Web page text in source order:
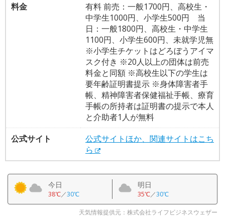
料金
有料 前売：一般1700円、高校生・
中学生1000円、小学生500円 当
日：一般1800円、高校生・中学生
1100円、小学生600円、未就学児無
※小学生チケットはどろぼうアイマ
スク付き ※20人以上の団体は前売
料金と同額 ※高校生以下の学生は
要年齢証明書提示 ※身体障害者手
帳、精神障害者保健福祉手帳、療育
手帳の所持者は証明書の提示で本人
と介助者1人が無料
公式サイト
公式サイトほか、関連サイトはこち
ら
今日
38℃／30℃
明日
35℃／30℃
天気情報提供元：株式会社ライフビジネスウェザー